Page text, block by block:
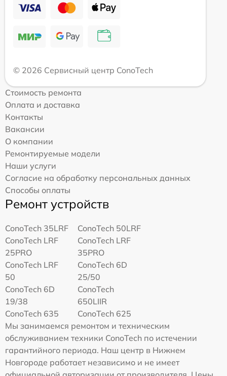
© 2026 Сервисный центр ConoTech
Стоимость ремонта
Оплата и доставка
Контакты
Вакансии
О компании
Ремонтируемые модели
Наши услуги
Согласие на обработку персональных данных
Способы оплаты
Ремонт устройств
ConoTech 35LRF
ConoTech 50LRF
ConoTech LRF
25PRO
ConoTech LRF
35PRO
ConoTech LRF
50
ConoTech 6D
25/50
ConoTech 6D
19/38
ConoTech
650LIIR
ConoTech 635
ConoTech 625
Мы занимаемся ремонтом и техническим
обслуживанием техники ConoTech по истечении
гарантийного периода. Наш центр в Нижнем
Новгороде работает независимо и не имеет